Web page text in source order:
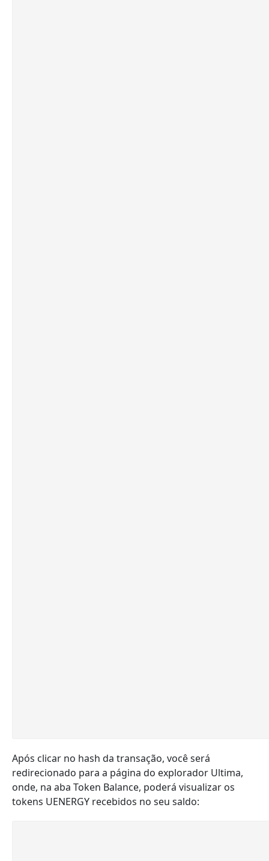
Após clicar no hash da transação, você será
redirecionado para a página do explorador Ultima,
onde, na aba Token Balance, poderá visualizar os
tokens UENERGY recebidos no seu saldo: